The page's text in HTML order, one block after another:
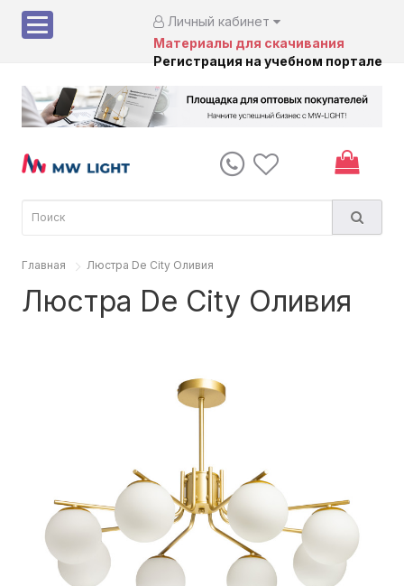
Личный кабинет
Материалы для скачивания
Регистрация на учебном портале
Главная Люстра De City Оливия
Люстра De City Оливия